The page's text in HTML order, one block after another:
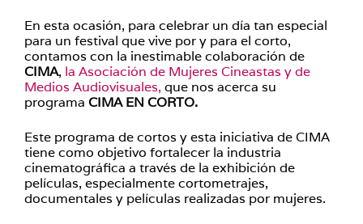
En esta ocasión, para celebrar un día tan especial
para un festival que vive por y para el corto,
contamos con la inestimable colaboración de
CIMA, la Asociación de Mujeres Cineastas y de
Medios Audiovisuales, que nos acerca su
programa CIMA EN CORTO.
Este programa de cortos y esta iniciativa de CIMA
tiene como objetivo fortalecer la industria
cinematográfica a través de la exhibición de
películas, especialmente cortometrajes,
documentales y películas realizadas por mujeres.